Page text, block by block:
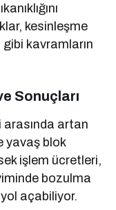
kesinleşme
kavramların
Sonuçları
arasında artan
yavaş blok
işlem ücretleri,
bozulma
açabiliyor.